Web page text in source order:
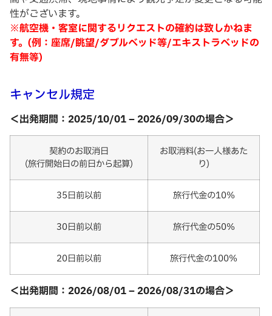
性がございます。
※航空機・客室に関するリクエストの確約は致しかねま
す。(例：座席/眺望/ダブルベッド等/エキストラベッドの
有無等)
キャンセル規定
＜出発期間：2025/10/01 – 2026/09/30の場合＞
契約のお取消日
(旅行開始日の前日から起算)
お取消料(お一人様あた
り)
35日前以前 旅行代金の10%
30日前以前 旅行代金の50%
20日前以前 旅行代金の100%
＜出発期間：2026/08/01 – 2026/08/31の場合＞